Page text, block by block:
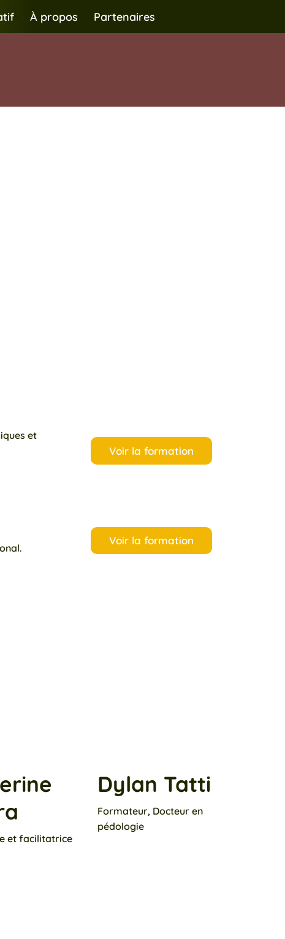
À propos Partenaires
et
Voir la formation
Voir la formation
et facilitatrice
Dylan Tatti
Formateur, Docteur en
pédologie